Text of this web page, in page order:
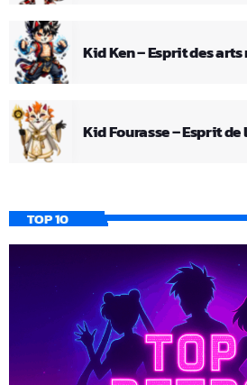
Kid Ken – Esprit des
Kid Fourasse – Esprit
TOP 10